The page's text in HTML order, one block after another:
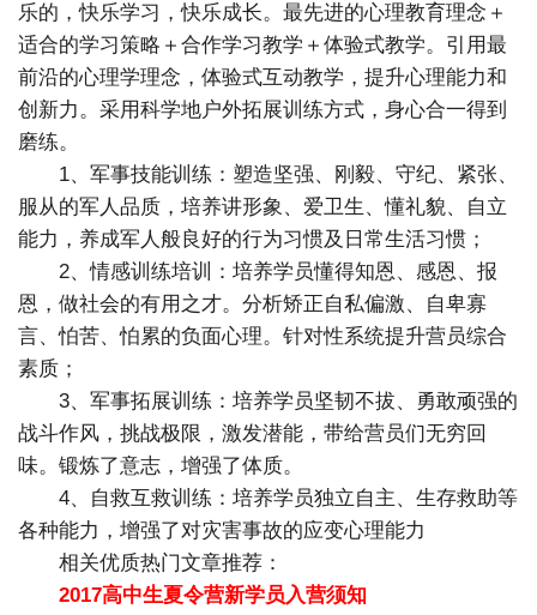
乐的，快乐学习，快乐成长。最先进的心理教育理念＋
适合的学习策略＋合作学习教学＋体验式教学。引用最
前沿的心理学理念，体验式互动教学，提升心理能力和
创新力。采用科学地户外拓展训练方式，身心合一得到
磨练。
1、军事技能训练：塑造坚强、刚毅、守纪、紧张、
服从的军人品质，培养讲形象、爱卫生、懂礼貌、自立
能力，养成军人般良好的行为习惯及日常生活习惯；
2、情感训练培训：培养学员懂得知恩、感恩、报
恩，做社会的有用之才。分析矫正自私偏激、自卑寡
言、怕苦、怕累的负面心理。针对性系统提升营员综合
素质；
3、军事拓展训练：培养学员坚韧不拔、勇敢顽强的
战斗作风，挑战极限，激发潜能，带给营员们无穷回
味。锻炼了意志，增强了体质。
4、自救互救训练：培养学员独立自主、生存救助等
各种能力，增强了对灾害事故的应变心理能力
相关优质热门文章推荐：
2017高中生夏令营新学员入营须知